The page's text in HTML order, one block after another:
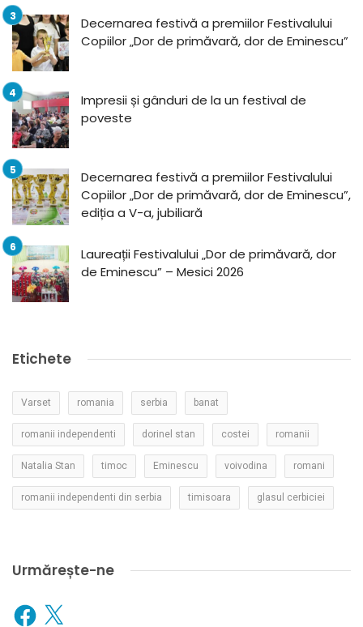
Decernarea festivă a premiilor Festivalului
Copiilor „Dor de primăvară, dor de Eminescu”
Impresii și gânduri de la un festival de
poveste
Decernarea festivă a premiilor Festivalului
Copiilor „Dor de primăvară, dor de Eminescu”,
ediția a V-a, jubiliară
Laureații Festivalului „Dor de primăvară, dor
de Eminescu” – Mesici 2026
Etichete
Varset romania serbia banat
romanii independenti dorinel stan costei romanii
Natalia Stan timoc Eminescu voivodina romani
romanii independenti din serbia timisoara glasul cerbiciei
Urmărește-ne
Facebook
X